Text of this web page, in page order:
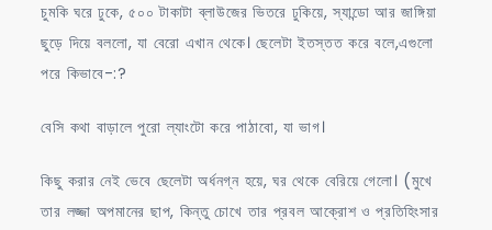
চুমকি ঘরে ঢুকে, ৫০০ টাকাটা ব্লাউজের ভিতরে ঢুকিয়ে, স্যান্ডো আর জাঙ্গিয়া
ছুড়ে দিয়ে বললো, যা বেরো এখান থেকে। ছেলেটা ইতস্তত করে বলে,এগুলো
পরে কিভাবে-:?
বেসি কথা বাড়ালে পুরো ল্যাংটো করে পাঠাবো, যা ভাগ।
কিছু করার নেই ভেবে ছেলেটা অর্ধনগ্ন হয়ে, ঘর থেকে বেরিয়ে গেলো। (মুখে
তার লজ্জা অপমানের ছাপ, কিন্তু চোখে তার প্রবল আক্রোশ ও প্রতিহিংসার